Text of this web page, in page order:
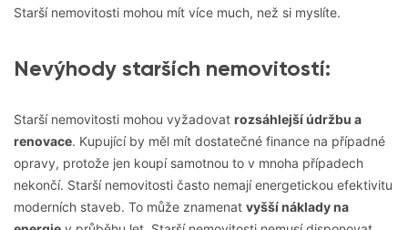
Starší nemovitosti mohou mít více much, než si myslíte.
Nevýhody starších nemovitostí:
Starší nemovitosti mohou vyžadovat rozsáhlejší údržbu a
renovace. Kupující by měl mít dostatečné finance na případné
opravy, protože jen koupí samotnou to v mnoha případech
nekončí. Starší nemovitosti často nemají energetickou efektivitu
moderních staveb. To může znamenat vyšší náklady na